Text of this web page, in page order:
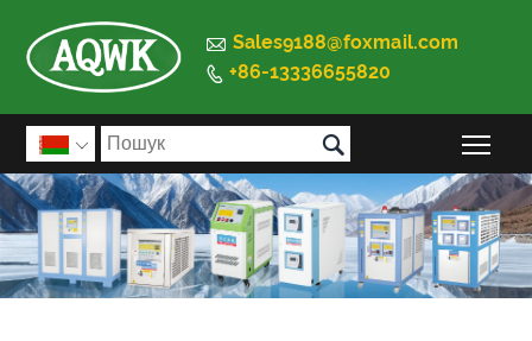
 Sales9188@foxmail.com
 +86-13336655820
 